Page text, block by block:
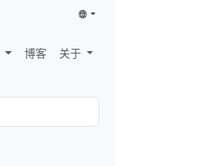
博客 关于